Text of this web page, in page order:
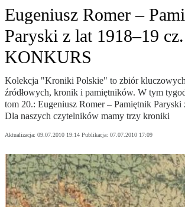
Eugeniusz Romer –
Paryski z lat 1918–19
KONKURS
Kolekcja "Kroniki Polskie" to zbiór
źródłowych, kronik i pamiętników. W tym
tom 20.: Eugeniusz Romer – Pamiętnik
Dla naszych czytelników mamy trzy kroniki
Aktualizacja: 09.07.2010 19:14 Publikacja: 07.07.2010 17:09